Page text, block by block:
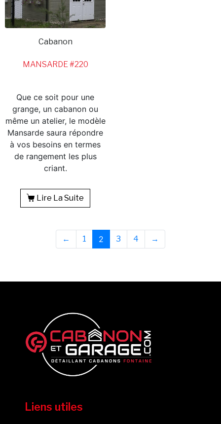
Cabanon
MANSARDE #220
Que ce soit pour une
grange, un cabanon ou
même un atelier, le modèle
Mansarde saura répondre
à vos besoins en termes
de rangement les plus
criant.
Lire La Suite
← 1 2 3 4 →
Liens utiles